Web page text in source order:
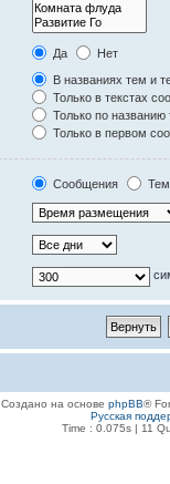
Да
Нет
В названиях тем и
Только в текстах
Только по
Только в первом
Сообщения
Создано на основе phpBB®
Русская
Time : 0.075s | 11